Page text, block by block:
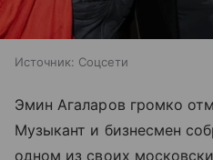
Источник: Соцсети
Эмин Агаларов громко
Музыкант и бизнесмен
одном из своих